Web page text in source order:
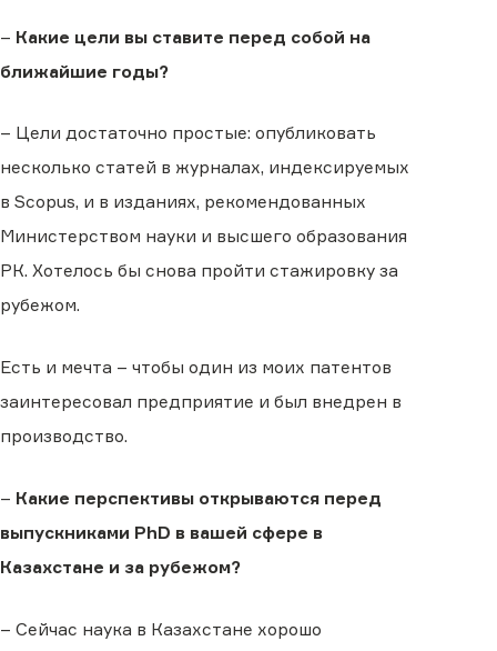
– Какие цели вы ставите перед собой на
ближайшие годы?
– Цели достаточно простые: опубликовать
несколько статей в журналах, индексируемых
в Scopus, и в изданиях, рекомендованных
Министерством науки и высшего образования
РК. Хотелось бы снова пройти стажировку за
рубежом.
Есть и мечта – чтобы один из моих патентов
заинтересовал предприятие и был внедрен в
производство.
– Какие перспективы открываются перед
выпускниками PhD в вашей сфере в
Казахстане и за рубежом?
– Сейчас наука в Казахстане хорошо